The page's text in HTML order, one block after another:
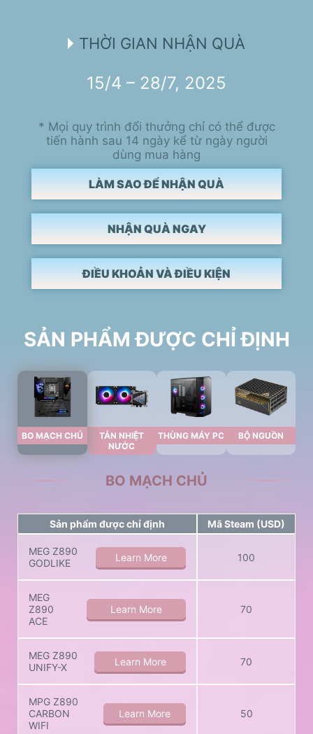
THỜI GIAN NHẬN QUÀ
15/4 – 28/7, 2025
* Mọi quy trình đổi thưởng chỉ có thể được
tiến hành sau 14 ngày kể từ ngày người
dùng mua hàng
LÀM SAO ĐỂ NHẬN QUÀ
NHẬN QUÀ NGAY
ĐIỀU KHOẢN VÀ ĐIỀU KIỆN
SẢN PHẨM ĐƯỢC CHỈ ĐỊNH
BO MẠCH CHỦ
TẢN NHIỆT
NƯỚC
THÙNG MÁY PC BỘ NGUỒN
BO MẠCH CHỦ
Sản phẩm được chỉ định Mã Steam (USD)
MEG Z890
GODLIKE
Learn More 100
MEG
Z890
ACE
Learn More 70
MEG Z890
UNIFY-X
Learn More 70
MPG Z890
CARBON
WIFI
Learn More 50